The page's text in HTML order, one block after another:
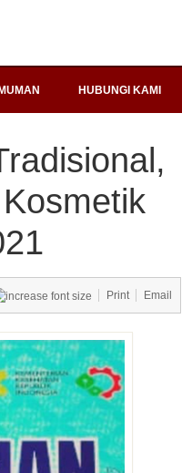
HUBUNGI KAMI
Print Email